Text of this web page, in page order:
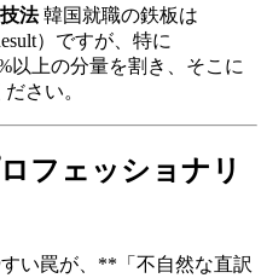
法韓国就職の鉄板は
）ですが、特に
以上の分量を割き、そこに
さい。
フェッショナリ
い罠が、**「不自然な直訳